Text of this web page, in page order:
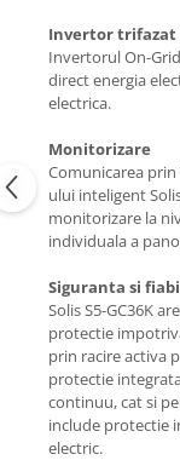
Invertor trifazat
Invertorul On-Grid
direct energia
electrica.
Monitorizare
Comunicarea
ului inteligent
monitorizare la
individuala a
Siguranta si
Solis S5-GC36K
protectie
prin racire activa
protectie
continuu, cat si
include protectie
electric.